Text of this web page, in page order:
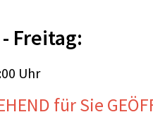
Freitag:
Uhr
für Sie